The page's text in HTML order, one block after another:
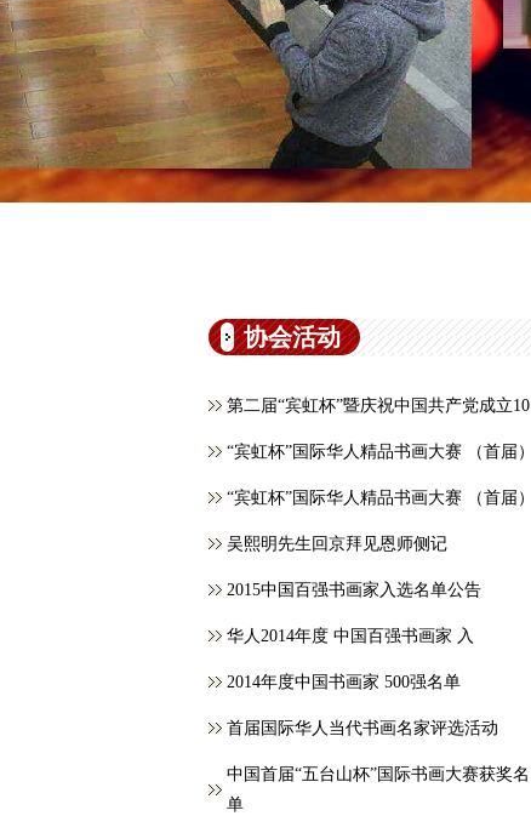
协会活动
第二届“宾虹杯”暨庆祝中国共产党成立10
“宾虹杯”国际华人精品书画大赛 （首届）
“宾虹杯”国际华人精品书画大赛 （首届）
吴熙明先生回京拜见恩师侧记
2015中国百强书画家入选名单公告
华人2014年度 中国百强书画家 入
2014年度中国书画家 500强名单
首届国际华人当代书画名家评选活动
中国首届“五台山杯”国际书画大赛获奖名
单